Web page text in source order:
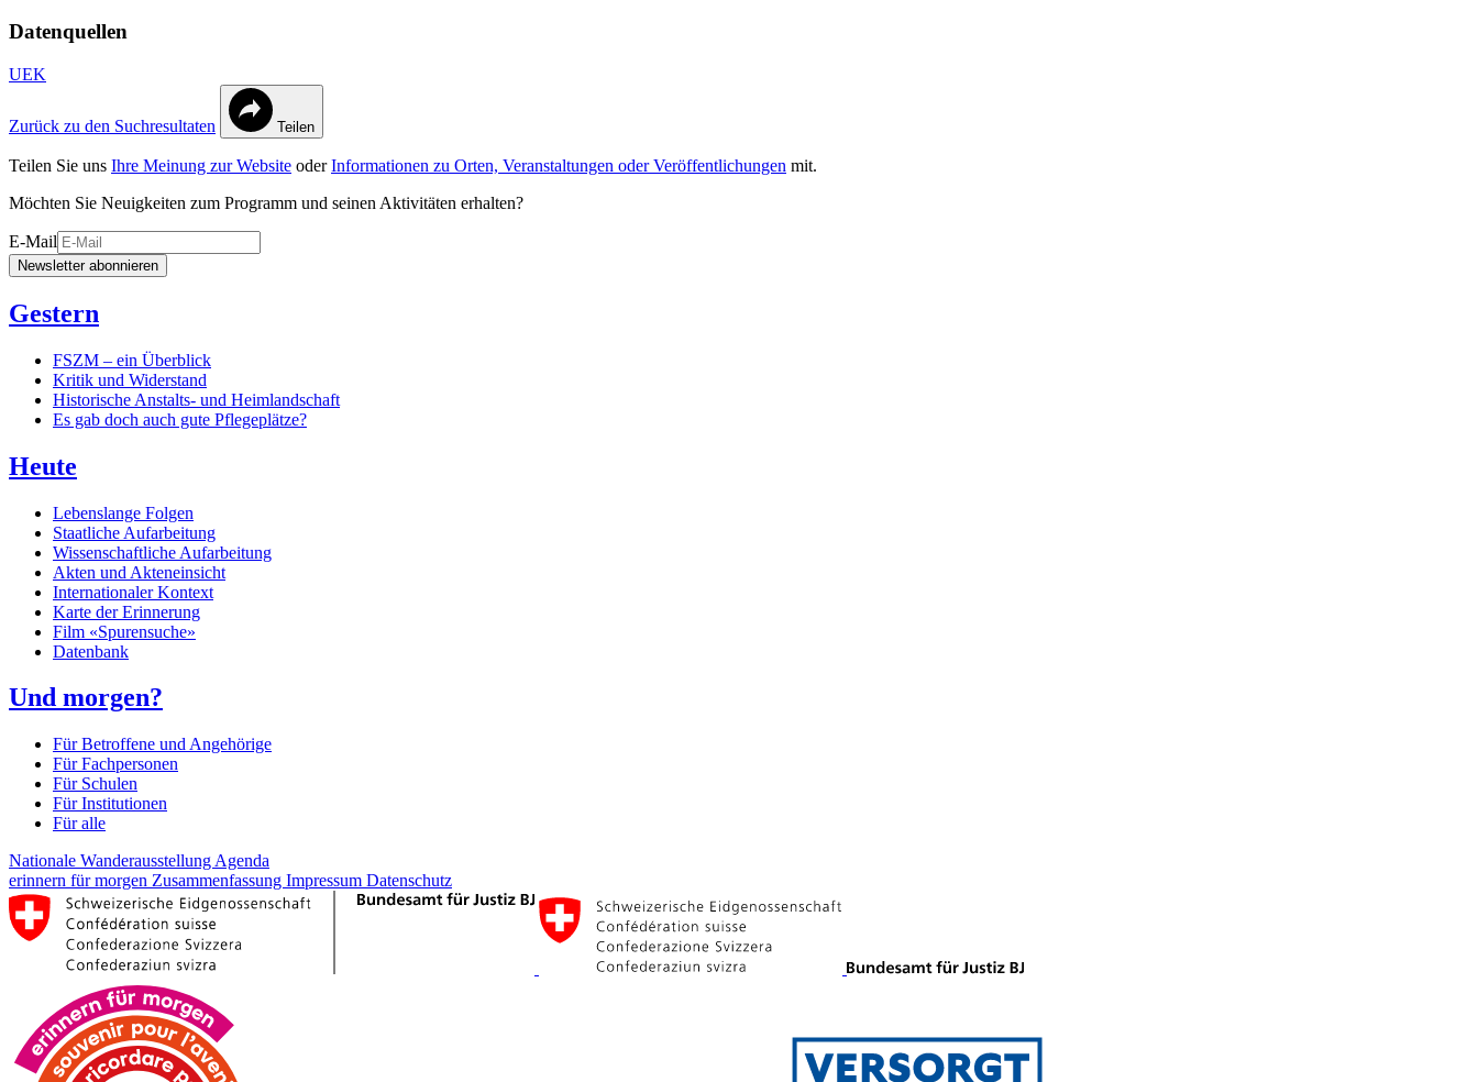
Datenquellen
UEK
Zurück zu den Suchresultaten Teilen
Teilen Sie uns Ihre Meinung zur Website oderInformationen zu Orten, Veranstaltungen oder Veröffentlichungen mit.
Möchten Sie Neuigkeiten zum Programm und seinen Aktivitäten erhalten?
E-Mail
Newsletter abonnieren
Gestern
FSZM – ein Überblick
Kritik und Widerstand
Historische Anstalts- und Heimlandschaft
Es gab doch auch gute Pflegeplätze?
Heute
Lebenslange Folgen
Staatliche Aufarbeitung
Wissenschaftliche Aufarbeitung
Akten und Akteneinsicht
Internationaler Kontext
Karte der Erinnerung
Film «Spurensuche»
Datenbank
Und morgen?
Für Betroffene und Angehörige
Für Fachpersonen
Für Schulen
Für Institutionen
Für alle
Nationale Wanderausstellung Agenda
erinnern für morgen Zusammenfassung Impressum Datenschutz